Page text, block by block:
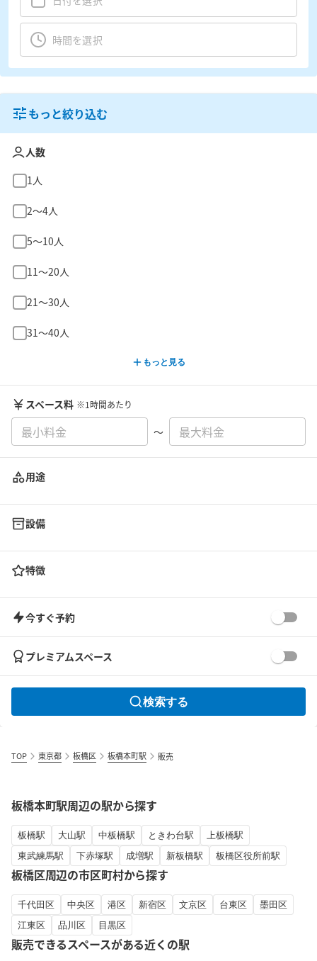
もっと絞り込む
人数
1人
2〜4人
5〜10人
11〜20人
21〜30人
31〜40人
もっと見る
スペース料 ※1時間あたり
〜
用途
設備
特徴
今すぐ予約
プレミアムスペース
検索する
TOP 東京都 板橋区 板橋本町駅 販売
板橋本町駅周辺の駅から探す
板橋駅 大山駅 中板橋駅 ときわ台駅
上板橋駅
東武練馬駅
下赤塚駅 成増駅 新板橋駅 板橋区役所前駅
板橋区周辺の市区町村から探す
千代田区 中央区 港区 新宿区 文京区 台東区
墨田区
江東区
品川区 目黒区
販売できるスペースがある近くの駅